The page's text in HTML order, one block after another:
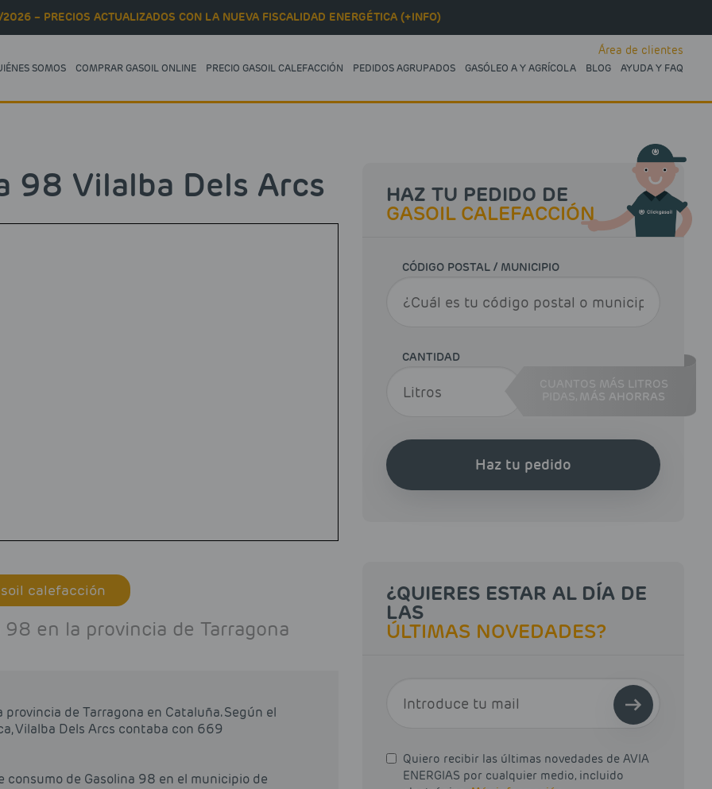
– PRECIOS ACTUALIZADOS CON LA NUEVA FISCALIDAD ENERGÉTICA (+INFO)
SOMOS COMPRAR GASOIL ONLINE PRECIO GASOIL CALEFACCIÓN PEDIDOS AGRUPADOS GASÓLEO A Y AGRÍCOLA BLOG AYUDA Y FAQ
Área de clientes
98 Vilalba Dels Arcs
calefacción
en la provincia de Tarragona
de Tarragona en Cataluña. Según el
Vilalba Dels Arcs contaba con 669
consumo de Gasolina 98 en el municipio de
HAZ TU PEDIDO DE
GASOIL CALEFACCIÓN
CÓDIGO POSTAL / MUNICIPIO
CANTIDAD
CUANTOS MÁS LITROS
MÁS AHORRAS
Haz tu pedido
¿QUIERES ESTAR AL DÍA DE
LAS
ÚLTIMAS NOVEDADES?
Quiero recibir las últimas novedades de AVIA
ENERGIAS por cualquier medio, incluido